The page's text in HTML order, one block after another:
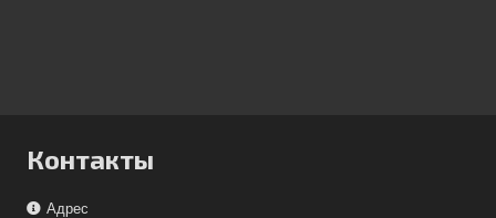
Контакты
Адрес